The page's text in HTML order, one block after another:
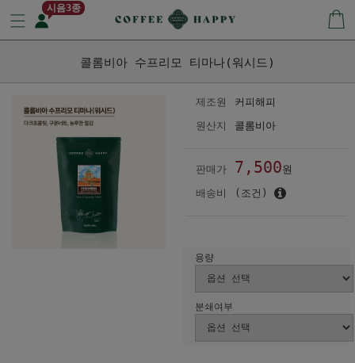
시음3종
콜롬비아 수프리모 티마나(워시드)
제조원
커피해피
원산지
콜롬비아
판매가 7,500원
배송비
(조건)
용량
분쇄여부